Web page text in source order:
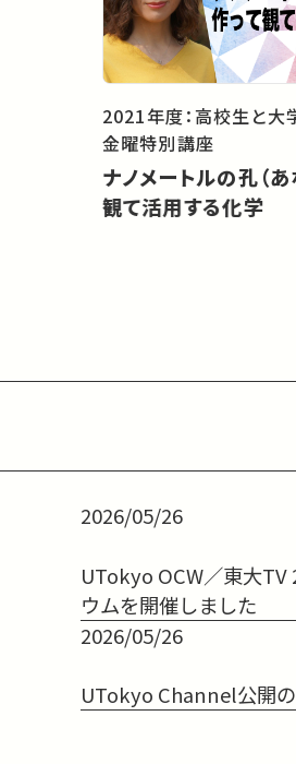
2021年度：高校生と大
金曜特別講座
ナノメートルの孔（あ
観て活用する化学
2026/05/26
UTokyo OCW／東大TV
ウムを開催しました
2026/05/26
UTokyo Channel公開